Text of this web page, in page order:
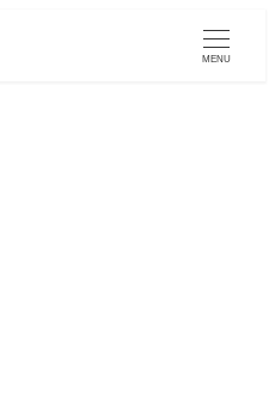
MENU